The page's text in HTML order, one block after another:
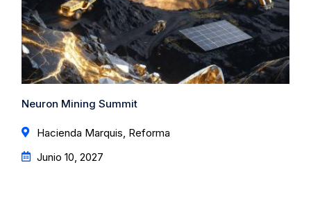
Neuron Mining Summit
Hacienda Marquis, Reforma
Junio 10, 2027